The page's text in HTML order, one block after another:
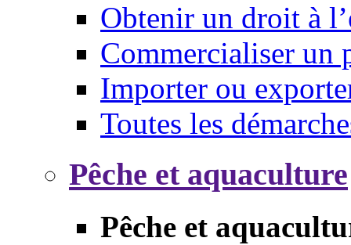
Obtenir un droit à
Commercialiser un
Importer ou
Toutes les
Pêche et aquaculture
Pêche et